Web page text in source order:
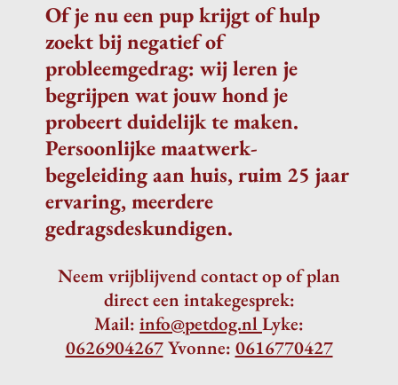
Of je nu een pup krijgt of hulp
zoekt bij negatief of
probleemgedrag: wij leren je
begrijpen wat jouw hond je
probeert duidelijk te maken.
Persoonlijke maatwerk-
begeleiding aan huis, ruim 25 jaar
ervaring, meerdere
gedragsdeskundigen.
Neem vrijblijvend contact op of plan
direct een intakegesprek:
Mail: info@petdog.nlLyke:
0626904267Yvonne: 0616770427